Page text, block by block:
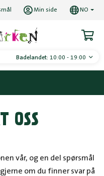
Badelandet: 10:00 - 19:00
Min side NO
OSS
vår, og en del spørsmål
om du finner svar på